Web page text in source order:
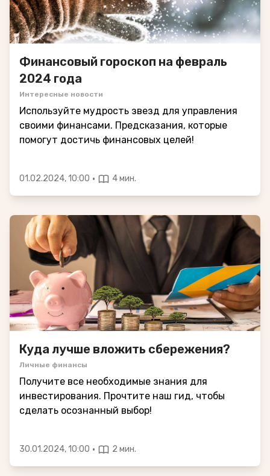
Финансовый гороскоп на февраль
2024 года
Интересные новости
Используйте мудрость звезд для управления
своими финансами. Предсказания, которые
помогут достичь финансовых целей!
01.02.2024, 10:00 · 4 мин.
Куда лучше вложить сбережения?
Личные финансы
Получите все необходимые знания для
инвестирования. Прочтите наш гид, чтобы
сделать осознанный выбор!
30.01.2024, 10:00 · 2 мин.